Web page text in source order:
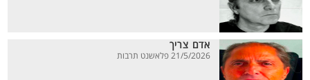
אדם צריך
21/5/2026 פלאשנט תרבות